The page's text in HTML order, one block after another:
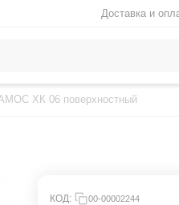
Доставка и
ХК 06 поверхностный
КОД: 00-00002244